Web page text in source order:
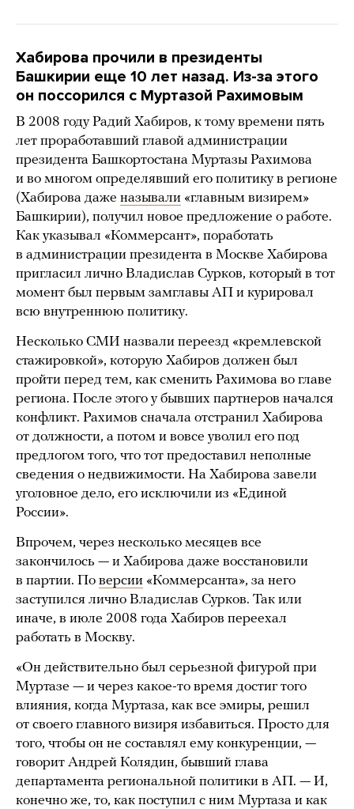
Хабирова прочили в президенты
Башкирии еще 10 лет назад. Из-за этого
он поссорился с Муртазой Рахимовым
В 2008 году Радий Хабиров, к тому времени пять
лет проработавший главой администрации
президента Башкортостана Муртазы Рахимова
и во многом определявший его политику в регионе
(Хабирова даже называли «главным визирем»
Башкирии), получил новое предложение о работе.
Как указывал «Коммерсант», поработать
в администрации президента в Москве Хабирова
пригласил лично Владислав Сурков, который в тот
момент был первым замглавы АП и курировал
всю внутреннюю политику.
Несколько СМИ назвали переезд «кремлевской
стажировкой», которую Хабиров должен был
пройти перед тем, как сменить Рахимова во главе
региона. После этого у бывших партнеров начался
конфликт. Рахимов сначала отстранил Хабирова
от должности, а потом и вовсе уволил его под
предлогом того, что тот предоставил неполные
сведения о недвижимости. На Хабирова завели
уголовное дело, его исключили из «Единой
России».
Впрочем, через несколько месяцев все
закончилось — и Хабирова даже восстановили
в партии. По версии «Коммерсанта», за него
заступился лично Владислав Сурков. Так или
иначе, в июле 2008 года Хабиров переехал
работать в Москву.
«Он действительно был серьезной фигурой при
Муртазе — и через какое-то время достиг того
влияния, когда Муртаза, как все эмиры, решил
от своего главного визиря избавиться. Просто для
того, чтобы он не составлял ему конкуренции, —
говорит Андрей Колядин, бывший глава
департамента региональной политики в АП. — И,
конечно же, то, как поступил с ним Муртаза и как